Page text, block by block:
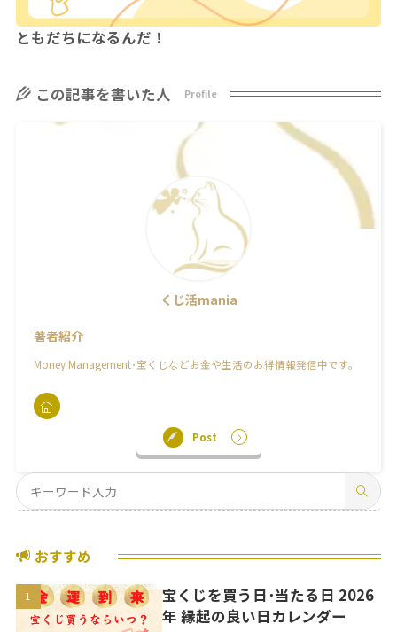
ともだちになるんだ！
この記事を書いた人 Profile
くじ活mania
著者紹介
Money Management･宝くじなどお金や生活のお得情報発信中です。
Post
おすすめ
宝くじを買う日･当たる日 2026
年 縁起の良い日カレンダー